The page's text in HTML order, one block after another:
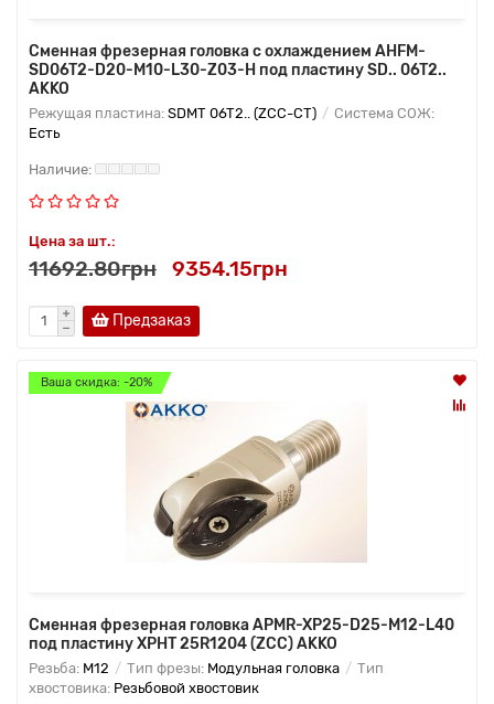
Сменная фрезерная головка с охлаждением AHFM-
SD06T2-D20-M10-L30-Z03-H под пластину SD.. 06T2..
AKKO
Режущая пластина: SDMT 06T2.. (ZCC-CT)
Система СОЖ:
Есть
Цена за шт.:
11692.80грн 9354.15грн
Предзаказ
Ваша скидка: -20%
Сменная фрезерная головка APMR-XP25-D25-M12-L40
под пластину XPHT 25R1204 (ZCC) AKKO
Резьба: M12 Тип фрезы: Модульная головка
Тип
хвостовика: Резьбовой хвостовик